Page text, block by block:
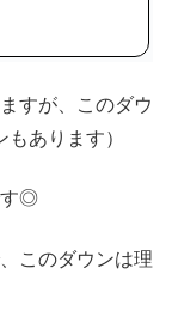
すが、このダウ
あります）
す◎
このダウンは理